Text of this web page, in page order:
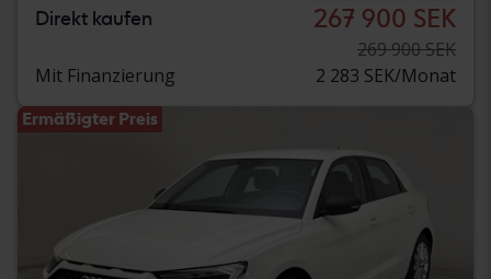
Direkt kaufen 267 900 SEK
269 900 SEK
Mit Finanzierung
2 283 SEK/Monat
Ermäßigter Preis